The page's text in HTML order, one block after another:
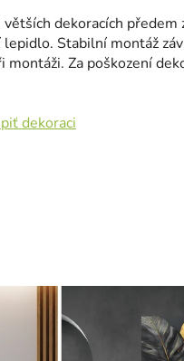
dekoracích
lepidlo. Stabilní montáž
Za poškození
dekoraci